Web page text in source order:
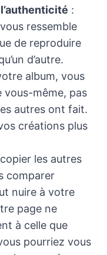
:
ressemble
de reproduire
d’autre.
album, vous
vous-même, pas
autres ont fait.
créations plus
les autres
comparer
nuire à votre
page ne
à celle que
pourriez vous